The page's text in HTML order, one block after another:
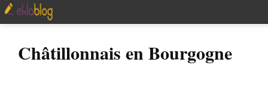
Châtillonnais en Bourgogne